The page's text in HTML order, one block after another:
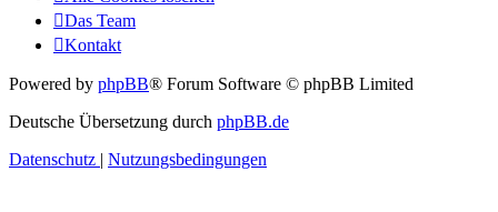
Das Team
Kontakt
Powered by phpBB® Forum Software © phpBB Limited
Deutsche Übersetzung durch phpBB.de
Datenschutz | Nutzungsbedingungen